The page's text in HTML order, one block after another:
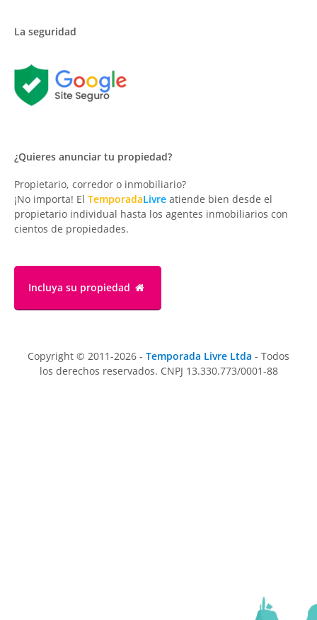
La seguridad
¿Quieres anunciar tu propiedad?
Propietario, corredor o inmobiliario?
¡No importa! El TemporadaLivre atiende bien desde el
propietario individual hasta los agentes inmobiliarios con
cientos de propiedades.
Incluya su propiedad
Copyright © 2011-2026 - Temporada Livre Ltda - Todos
los derechos reservados. CNPJ 13.330.773/0001-88